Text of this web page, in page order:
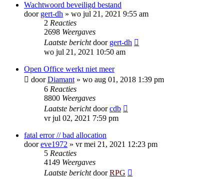
Wachtwoord beveiligd bestand
door gert-dh » wo jul 21, 2021 9:55 am
2 Reacties
2698 Weergaves
Laatste berichtdoor gert-dh
wo jul 21, 2021 10:50 am
Open Office werkt niet meer
doorDiamant » wo aug 01, 2018 1:39 pm
6 Reacties
8800 Weergaves
Laatste berichtdoorcdb
vr jul 02, 2021 7:59 pm
fatal error // bad allocation
dooreve1972 » vr mei 21, 2021 12:23 pm
5 Reacties
4149 Weergaves
Laatste berichtdoorRPG